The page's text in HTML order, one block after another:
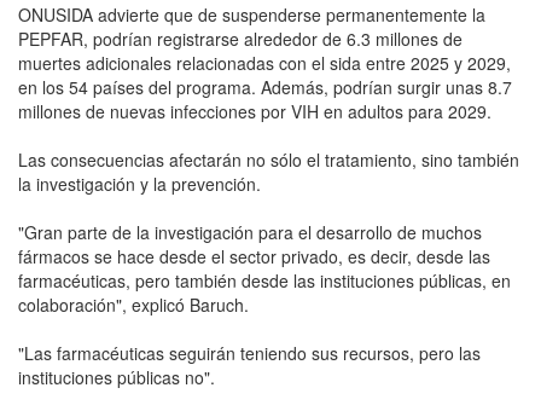
ONUSIDA advierte que de suspenderse permanentemente la
PEPFAR, podrían registrarse alrededor de 6.3 millones de
muertes adicionales relacionadas con el sida entre 2025 y 2029,
en los 54 países del programa. Además, podrían surgir unas 8.7
millones de nuevas infecciones por VIH en adultos para 2029.
Las consecuencias afectarán no sólo el tratamiento, sino también
la investigación y la prevención.
"Gran parte de la investigación para el desarrollo de muchos
fármacos se hace desde el sector privado, es decir, desde las
farmacéuticas, pero también desde las instituciones públicas, en
colaboración", explicó Baruch.
"Las farmacéuticas seguirán teniendo sus recursos, pero las
instituciones públicas no".